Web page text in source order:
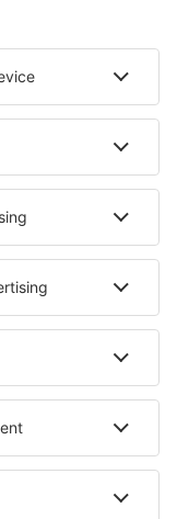
de Milfontes
Ingersoll
Ban Chang